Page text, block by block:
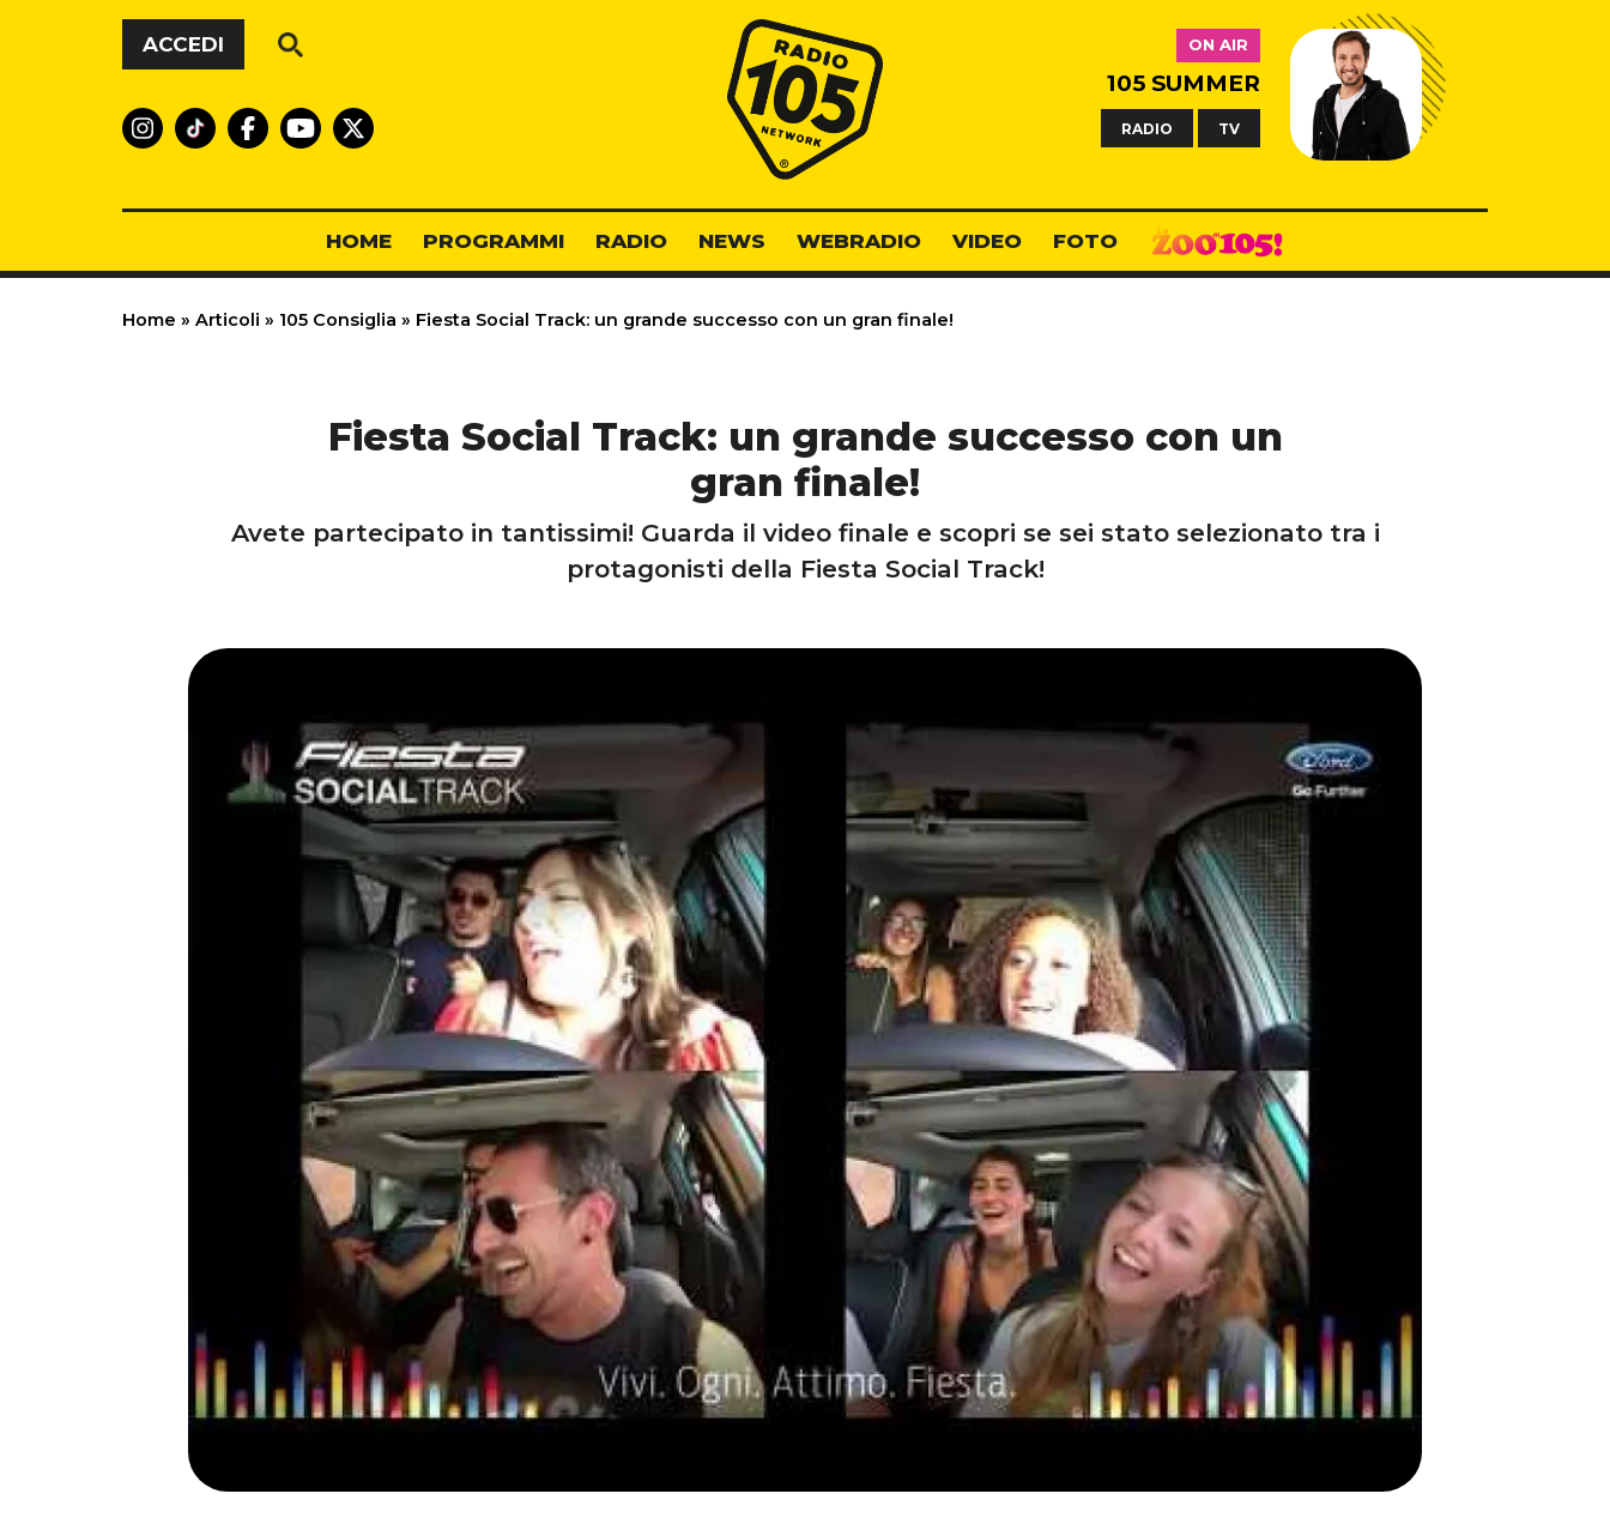
Vai al contenuto
ACCEDI
Radio 105
ON AIR
105 SUMMER
RADIO TV
HOME PROGRAMMI RADIO NEWS WEBRADIO VIDEO FOTO
Home » Articoli » 105 Consiglia » Fiesta Social Track: un grande successo con un gran finale!
Fiesta Social Track: un grande successo con un
gran finale!
Avete partecipato in tantissimi! Guarda il video finale e scopri se sei stato selezionato tra i
protagonisti della Fiesta Social Track!